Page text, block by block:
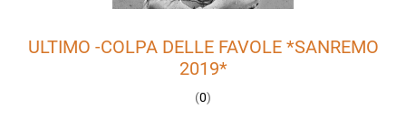
ULTIMO -COLPA DELLE FAVOLE *SANREMO
2019*
(0)